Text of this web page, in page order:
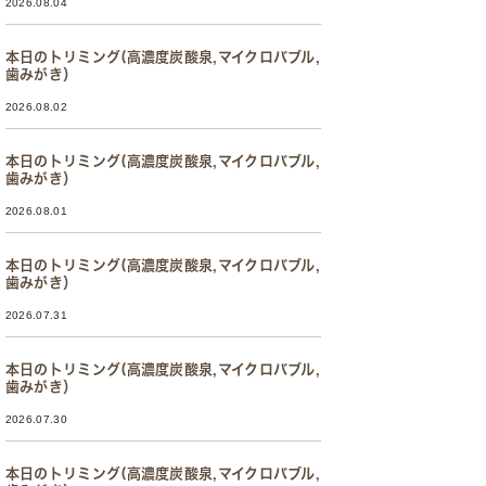
2026.08.04
本日のトリミング(高濃度炭酸泉,マイクロバブル,
歯みがき）
2026.08.02
本日のトリミング(高濃度炭酸泉,マイクロバブル,
歯みがき）
2026.08.01
本日のトリミング(高濃度炭酸泉,マイクロバブル,
歯みがき）
2026.07.31
本日のトリミング(高濃度炭酸泉,マイクロバブル,
歯みがき）
2026.07.30
本日のトリミング(高濃度炭酸泉,マイクロバブル,